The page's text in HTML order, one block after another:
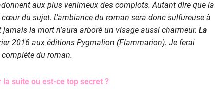
aux plus venimeux des complots. Autant dire que la
du sujet. L’ambiance du roman sera donc sulfureuse à
la mort n’aura arboré un visage aussi charmeur. La
2016 aux éditions Pygmalion (Flammarion). Je ferai
du roman.
suite ou est-ce top secret ?